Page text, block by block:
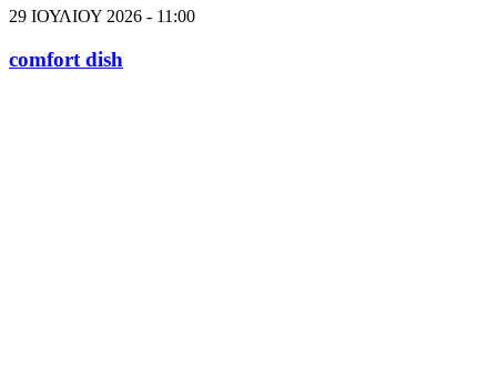
29 ΙΟΥΛΙΟΥ 2026 - 11:00
comfort dish